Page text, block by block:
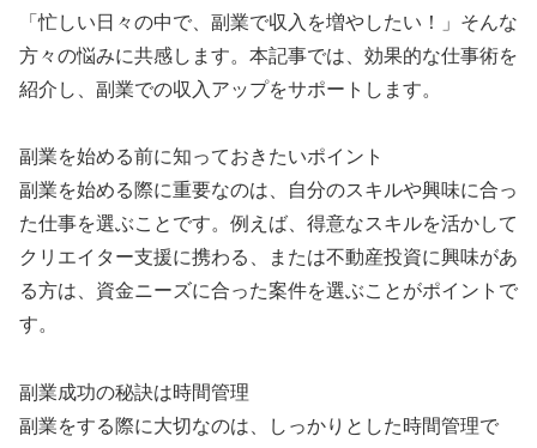
「忙しい日々の中で、副業で収入を増やしたい！」そんな
方々の悩みに共感します。本記事では、効果的な仕事術を
紹介し、副業での収入アップをサポートします。
副業を始める前に知っておきたいポイント
副業を始める際に重要なのは、自分のスキルや興味に合っ
た仕事を選ぶことです。例えば、得意なスキルを活かして
クリエイター支援に携わる、または不動産投資に興味があ
る方は、資金ニーズに合った案件を選ぶことがポイントで
す。
副業成功の秘訣は時間管理
副業をする際に大切なのは、しっかりとした時間管理で